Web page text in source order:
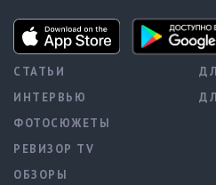
СТАТЬИ
ИНТЕРВЬЮ
ФОТОСЮЖЕТЫ
РЕВИЗОР TV
ОБЗОРЫ